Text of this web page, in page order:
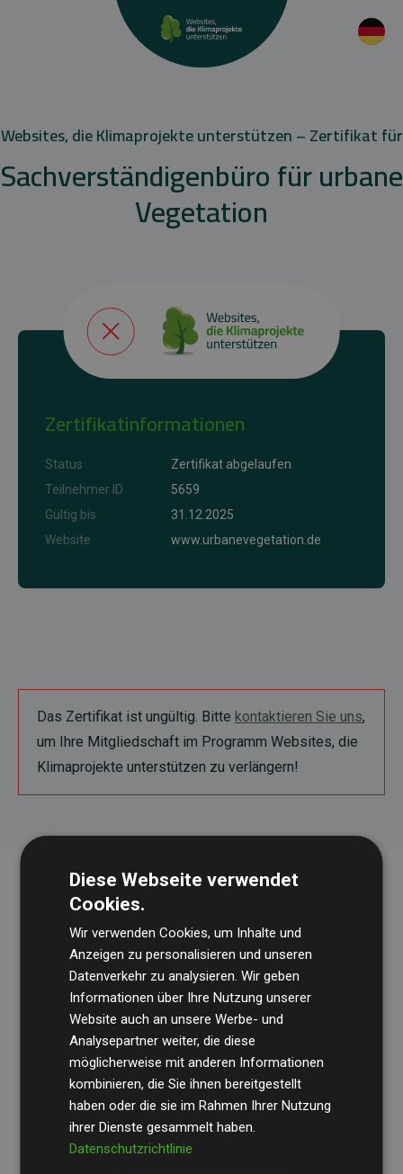
Websites, die Klimaprojekte unterstützen – Zertifikat für
Sachverständigenbüro für urbane
Vegetation
Zertifikatinformationen
Status
Zertifikat abgelaufen
Teilnehmer ID
5659
Gültig bis
31.12.2025
Website
www.urbanevegetation.de
Das Zertifikat ist ungültig. Bitte kontaktieren Sie uns,
um Ihre Mitgliedschaft im Programm Websites, die
Klimaprojekte unterstützen zu verlängern!
Die WirtschaftsprüfungsgesellschaftBDO
regelmäßig unsere Berechnungen und Methodik, um
Transparenz und Verlässlichkeit sicherzustellen.
Ihre Prüfungen belegen, dass unsere Investitionen in
Klimaschutzprojekte im Durchschnitt
geschätzten CO₂-Emissionen
Diese Webseite verwendet
Cookies.
Wir verwenden Cookies, um Inhalte und
Anzeigen zu personalisieren und unseren
Datenverkehr zu analysieren. Wir geben
Informationen über Ihre Nutzung unserer
Website auch an unsere Werbe- und
Analysepartner weiter, die diese
möglicherweise mit anderen Informationen
kombinieren, die Sie ihnen bereitgestellt
haben oder die sie im Rahmen Ihrer Nutzung
ihrer Dienste gesammelt haben.
Datenschutzrichtlinie